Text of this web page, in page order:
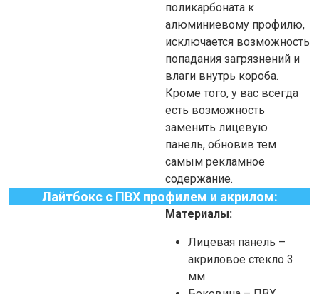
поликарбоната к
алюминиевому профилю,
исключается возможность
попадания загрязнений и
влаги внутрь короба.
Кроме того, у вас всегда
есть возможность
заменить лицевую
панель, обновив тем
самым рекламное
содержание.
Лайтбокс с ПВХ профилем и акрилом:
Материалы:
Лицевая панель –
акриловое стекло 3
мм